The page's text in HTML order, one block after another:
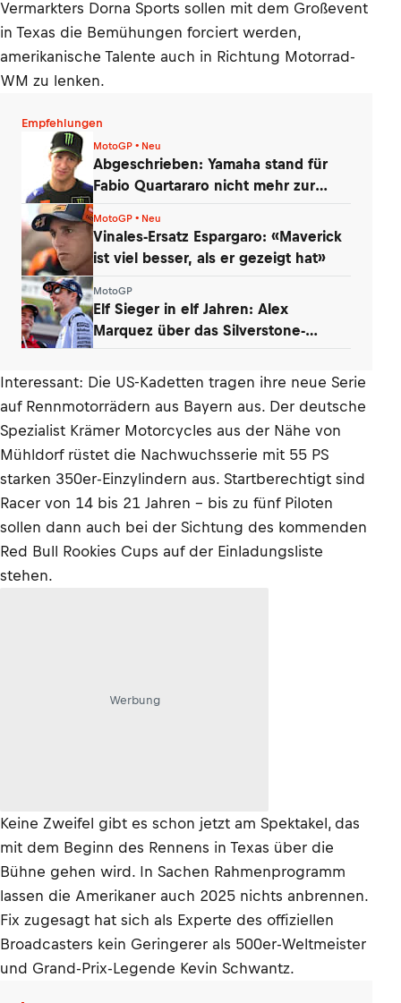
Vermarkters Dorna Sports sollen mit dem Großevent
in Texas die Bemühungen forciert werden,
amerikanische Talente auch in Richtung Motorrad-
WM zu lenken.
Empfehlungen
MotoGP • Neu
Abgeschrieben: Yamaha stand für
Fabio Quartararo nicht mehr zur
MotoGP • Neu
Vinales-Ersatz Espargaro: «Maverick
ist viel besser, als er gezeigt hat»
MotoGP
Elf Sieger in elf Jahren: Alex
Marquez über das Silverstone-
Interessant: Die US-Kadetten tragen ihre neue Serie
auf Rennmotorrädern aus Bayern aus. Der deutsche
Spezialist Krämer Motorcycles aus der Nähe von
Mühldorf rüstet die Nachwuchsserie mit 55 PS
starken 350er-Einzylindern aus. Startberechtigt sind
Racer von 14 bis 21 Jahren – bis zu fünf Piloten
sollen dann auch bei der Sichtung des kommenden
Red Bull Rookies Cups auf der Einladungsliste
stehen.
Werbung
Keine Zweifel gibt es schon jetzt am Spektakel, das
mit dem Beginn des Rennens in Texas über die
Bühne gehen wird. In Sachen Rahmenprogramm
lassen die Amerikaner auch 2025 nichts anbrennen.
Fix zugesagt hat sich als Experte des offiziellen
Broadcasters kein Geringerer als 500er-Weltmeister
und Grand-Prix-Legende Kevin Schwantz.